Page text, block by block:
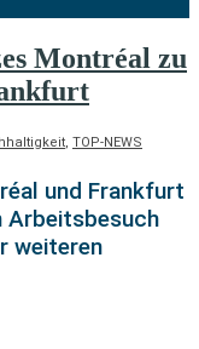
Montréal zu
, TOP-NEWS
und Frankfurt
Arbeitsbesuch
weiteren